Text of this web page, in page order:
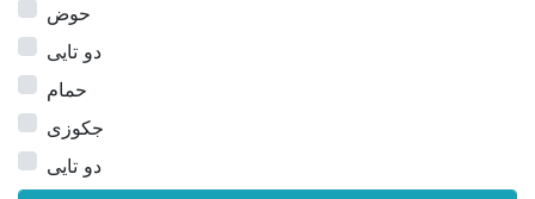
حوض
دو تایی
حمام
جکوزی
دو تایی